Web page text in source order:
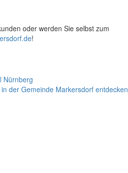
oder werden Sie selbst zum
!
Nürnberg